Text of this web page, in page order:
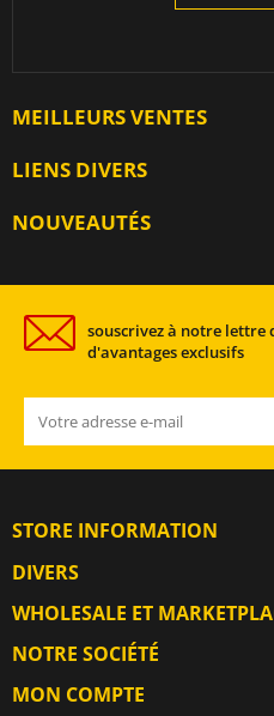
MEILLEURS VENTES
LIENS DIVERS
NOUVEAUTÉS
souscrivez à notre
d'avantages exclusifs
STORE INFORMATION
DIVERS
WHOLESALE ET
NOTRE SOCIÉTÉ
MON COMPTE